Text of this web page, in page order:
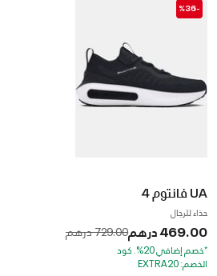
-%36
UA فانتوم 4
حذاء للرجال
469.00 درهم Price reduced from
729.00 درهم to
*خصم إضافي 20%. كود
الخصم: EXTRA20